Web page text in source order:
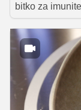
bitko za
vrhunskega
okusov morja.
zahtevnega
sodnikov. Že
soočili s